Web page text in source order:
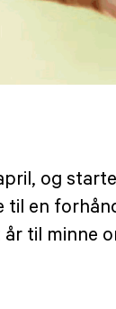
og
en
til minne